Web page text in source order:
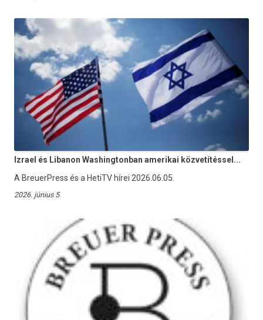
Izrael és Libanon Washingtonban amerikai közvetítéssel...
A BreuerPress és a HetiTV hírei 2026.06.05.
2026. június 5